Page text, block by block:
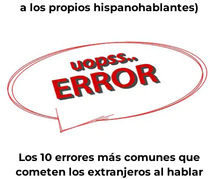
a los propios hispanohablantes)
Los 10 errores más comunes que
cometen los extranjeros al hablar